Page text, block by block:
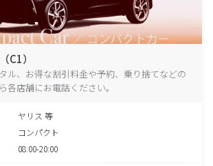
C1）
ル、お得な割引料金や予約、乗り捨てなどの
各店舗にお電話ください。
ヤリス 等
コンパクト
08:00-20:00